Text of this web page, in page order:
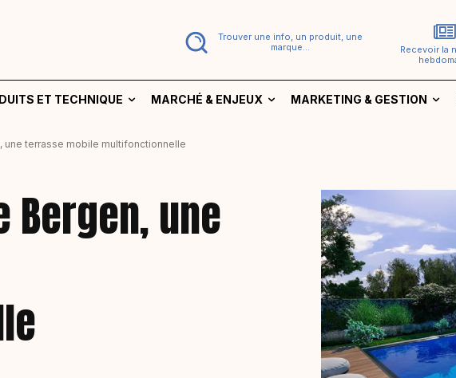
Trouver une info, un produit, une
marque...
Recevoir la
ET TECHNIQUE MARCHÉ & ENJEUX MARKETING & GESTION
une terrasse mobile multifonctionnelle
une